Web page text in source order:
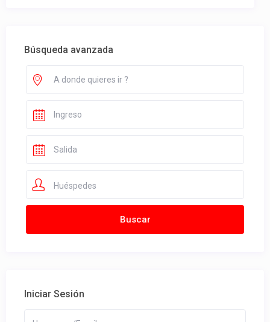
Búsqueda avanzada
Huéspedes
Iniciar Sesión